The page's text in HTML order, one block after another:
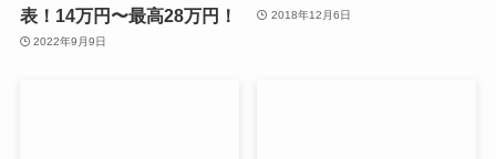
表！14万円〜最高28万円！
2022年9月9日
2018年12月6日